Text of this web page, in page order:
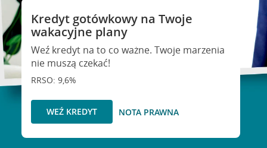
Kredyt gotówkowy na Twoje
wakacyjne plany
Weź kredyt na to co ważne. Twoje marzenia
nie muszą czekać!
RRSO: 9,6%
WEŹ KREDYT NOTA PRAWNA